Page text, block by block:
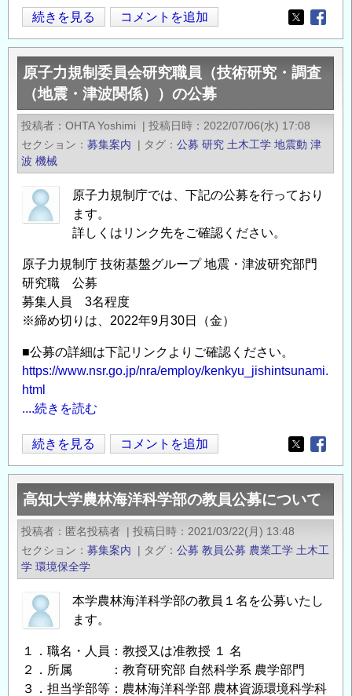
技
法
材
料
学
研
究
室
教
公
募
原
子
力
規
制
委
員
会
行
政
職
術
系）
の
公
募
の
続きを見る コメントを追加
Opens in
原子力規制委員会研究職員（技術研究・調査
（地震・津波関係））の公募
投稿者 OHTA Yoshimi | 投稿日時
2022/07/06(水) 17:08
セクション
募集案内 | タグ 公募 研究 土木工学 地震動 津
波 機械
原子力規制庁では、下記の公募を行っており
ます。
詳しくはリンク先をご確認ください。
原子力規制庁 技術基盤グループ 地震・津波研究部門
研究職 公募
募集人員 3名程度
※締め切りは、2022年9月30日（金）
■公募の詳細は下記リンクよりご確認ください。
https://www.nsr.go.jp/nra/employ/kenkyu_jishintsunami.
html
....続きを読む
原
子
力
規
制
員
会
研
究
員
（技
続きを見る コメントを追加
Opens in
高知大学農林海洋科学部の教員公募について
投稿者 匿名投稿者 | 投稿日時
2021/03/22(月) 13:48
セクション
募集案内 | タグ 公募 教員公募 農業工学 土木工
学 環境保全学
本学農林海洋科学部の教員１名を公募いたし
ます。
１．職名・人員：教授又は准教授 １ 名
２．所属 ：教育研究部 自然科学系 農学部門
３．担当学部等：農林海洋科学部 農林資源環境科学科